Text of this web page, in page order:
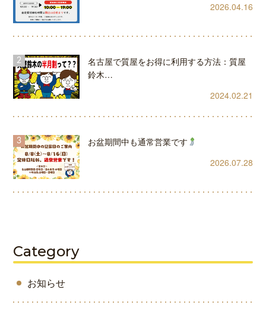
2026.04.16
名古屋で質屋をお得に利用する方法：質屋
鈴木…
2024.02.21
お盆期間中も通常営業です
2026.07.28
Category
お知らせ